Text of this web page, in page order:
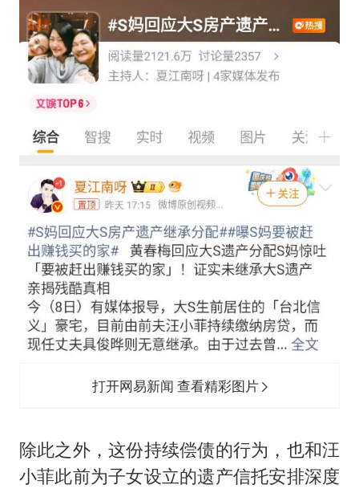
打开网易新闻 查看精彩图片
除此之外，这份持续偿债的行为，也和汪
小菲此前为子女设立的遗产信托安排深度